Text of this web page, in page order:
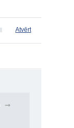
Atvērt
➞